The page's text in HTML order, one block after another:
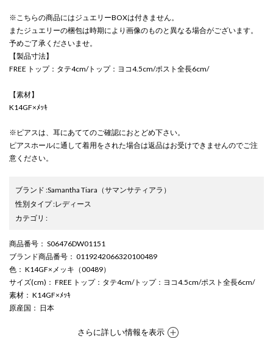
※こちらの商品にはジュエリーBOXは付きません。
またジュエリーの梱包は時期により画像のものと異なる場合がございます。
予めご了承くださいませ。
【製品寸法】
FREE トップ：タテ4cm/トップ：ヨコ4.5cm/ポスト全長6cm/
【素材】
K14GF×ﾒｯｷ
※ピアスは、耳にあててのご確認におとどめ下さい。
ピアスホールに通して着用をされた場合は返品はお受けできませんのでご注
意ください。
ブランド :Samantha Tiara （サマンサティアラ）
性別タイプ:レディース
カテゴリ :
商品番号 ： S06476DW01151
ブランド商品番号 ： 0119242066320100489
色 ： K14GF×メッキ（00489）
サイズ(cm) ： FREE トップ：タテ4cm/トップ：ヨコ4.5cm/ポスト全長6cm/
素材 ： K14GF×ﾒｯｷ
原産国 ： 日本
さらに詳しい情報を表示